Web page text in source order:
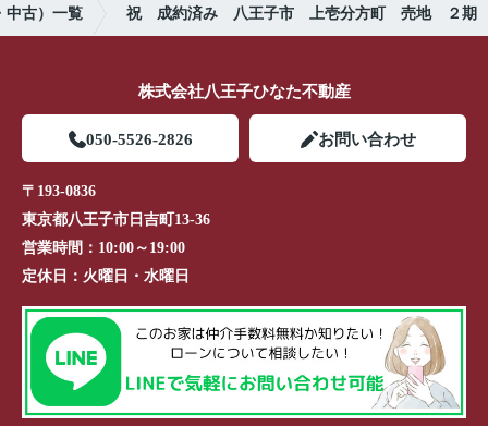
中古）一覧 祝 成約済み 八王子市 上壱分方町 売地 ２期
株式会社八王子ひなた不動産
050-5526-2826 お問い合わせ
〒193-0836
東京都八王子市日吉町13-36
営業時間： 10:00～19:00
定休日： 火曜日・水曜日